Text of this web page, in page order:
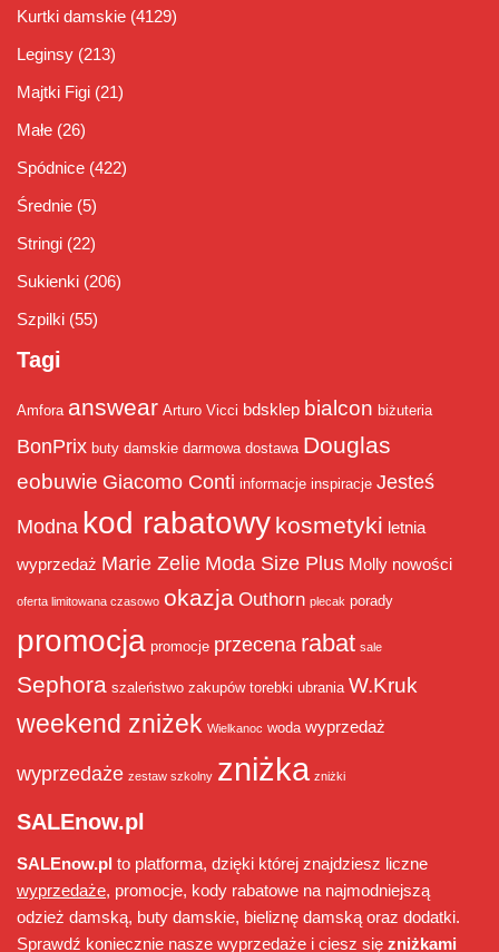
Kurtki damskie (4129)
Leginsy (213)
Majtki Figi (21)
Małe (26)
Spódnice (422)
Średnie (5)
Stringi (22)
Sukienki (206)
Szpilki (55)
Tagi
Amfora answear Arturo Vicci bdsklep bialcon biżuteria
BonPrix buty damskie darmowa dostawa Douglas
eobuwie Giacomo Conti informacje inspiracje Jesteś
Modna kod rabatowy kosmetyki letnia
wyprzedaż Marie Zelie Moda Size Plus Molly nowości
oferta limitowana czasowo okazja Outhorn plecak porady
promocja promocje przecena rabat sale
Sephora szaleństwo zakupów torebki ubrania W.Kruk
weekend zniżek Wielkanoc woda wyprzedaż
wyprzedaże zestaw szkolny zniżka zniżki
SALEnow.pl
SALEnow.pl to platforma, dzięki której znajdziesz liczne
wyprzedaże, promocje, kody rabatowe na najmodniejszą
odzież damską, buty damskie, bieliznę damską oraz dodatki.
Sprawdź koniecznie nasze wyprzedaże i ciesz się zniżkami